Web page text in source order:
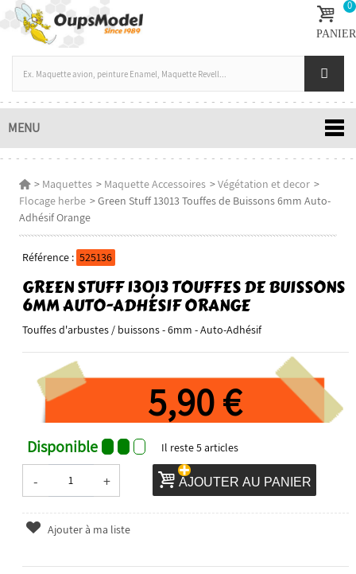
0
PANIER
MENU
> Maquettes > Maquette Accessoires >Végétation et decor >
Flocage herbe >Green Stuff 13013 Touffes de Buissons 6mm Auto-
Adhésif Orange
Référence : 525136
GREEN STUFF 13013 TOUFFES DE BUISSONS
6MM AUTO-ADHÉSIF ORANGE
Touffes d'arbustes / buissons - 6mm - Auto-Adhésif
5,90 €
Disponible Il reste5articles
- + AJOUTER AU PANIER
Ajouter à ma liste